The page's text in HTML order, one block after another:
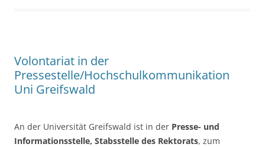
Volontariat in der
Pressestelle/Hochschulkommunikation
Uni Greifswald
An der Universität Greifswald ist in der Presse- und
Informationsstelle, Stabsstelle des Rektorats, zum